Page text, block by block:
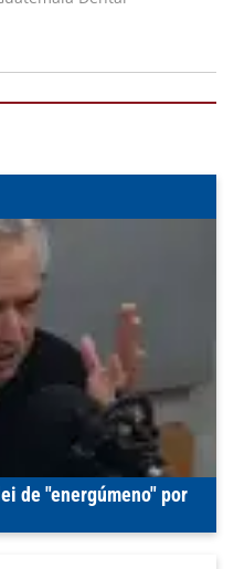
de "energúmeno" por